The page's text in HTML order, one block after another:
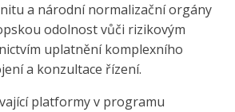
a národní normalizační orgány
odolnost vůči rizikovým
uplatnění komplexního
a konzultace řízení.
platformy v programu